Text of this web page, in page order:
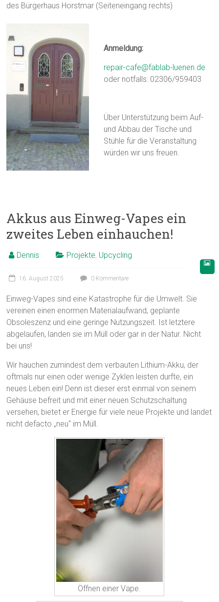
des Bürgerhaus Horstmar (Seiteneingang rechts)
Anmeldung:
repair-cafe@fablab-luenen.de
oder notfalls: 02306/959403
Über Unterstützung beim Auf-
und Abbau der Tische und
Stühle für die Veranstaltung
würden wir uns freuen.
Akkus aus Einweg-Vapes ein
zweites Leben einhauchen!
Dennis Projekte, Upcycling
16. August 2025 0 Kommentare
Einweg-Vapes sind eine Katastrophe für die Umwelt. Sie
vereinen einen enormen Materialaufwand, geplante
Obsoleszenz und eine geringe Nutzungszeit. Ist letztere
abgelaufen, landen sie im Müll oder gar in der Natur. Nicht
bei uns!
Wir hauchen zumindest dem verbauten Lithium-Akku, der
oftmals nur einen oder wenige Zyklen leisten durfte, ein
neues Leben ein! Denn ist dieser erst einmal von seinem
Gehäuse befreit und mit einer neuen Schutzschaltung
versehen, bietet er Energie für viele neue Projekte und landet
nicht defacto „neu“ im Müll.
Öffnen einer Vape.